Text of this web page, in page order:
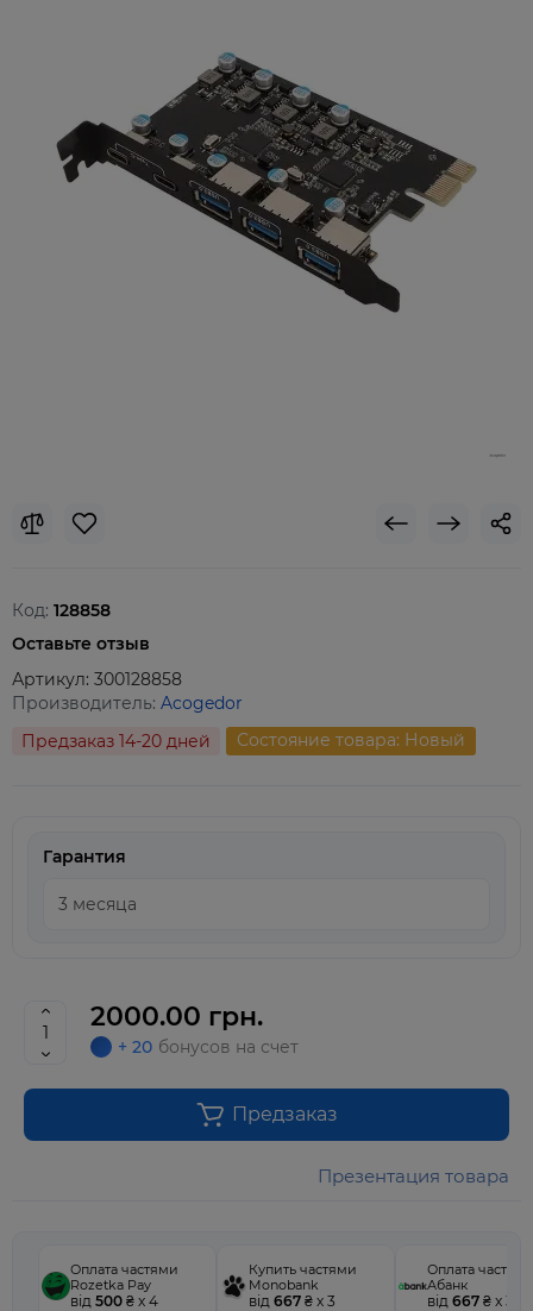
Код: 128858
Оставьте отзыв
Артикул: 300128858
Производитель: Acogedor
Предзаказ 14-20 дней
Состояние товара: Новый
Гарантия
2000.00 грн.
+ 20 бонусов на счет
Предзаказ
Презентация товара
Оплата частями
Rozetka Pay
від 500 ₴ x 4
Купить частями
Monobank
від 667 ₴ x 3
Оплата
Абанк
від 667 ₴ x 3